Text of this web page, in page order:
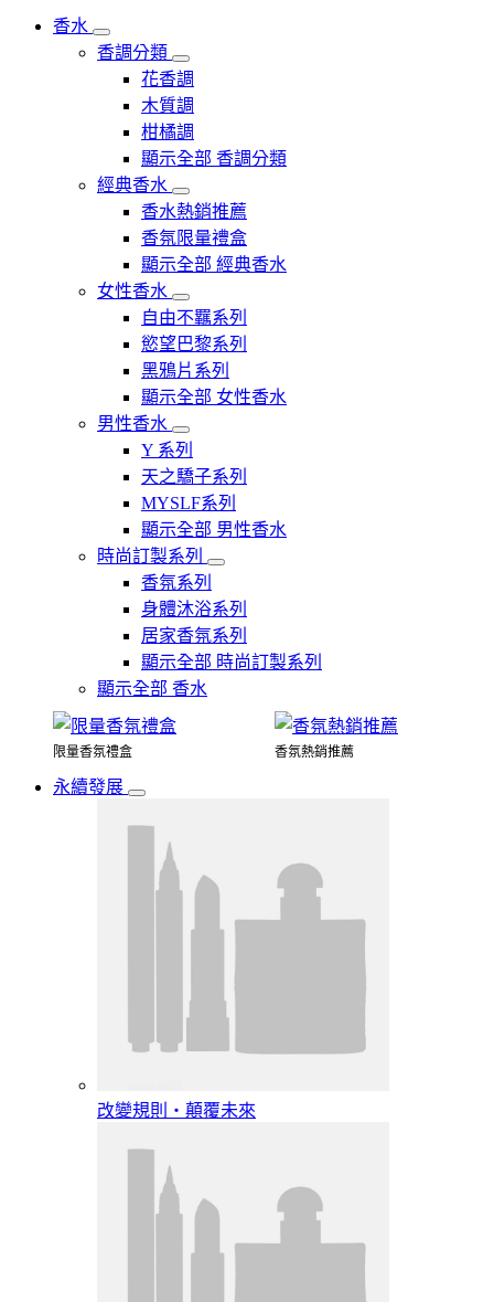
香水
香調分類
花香調
木質調
柑橘調
顯示全部 香調分類
經典香水
香水熱銷推薦
香氛限量禮盒
顯示全部 經典香水
女性香水
自由不羈系列
慾望巴黎系列
黑鴉片系列
顯示全部 女性香水
男性香水
Y 系列
天之驕子系列
MYSLF系列
顯示全部 男性香水
時尚訂製系列
香氛系列
身體沐浴系列
居家香氛系列
顯示全部 時尚訂製系列
顯示全部 香水
限量香氛禮盒 香氛熱銷推薦
永續發展
改變規則‧顛覆未來